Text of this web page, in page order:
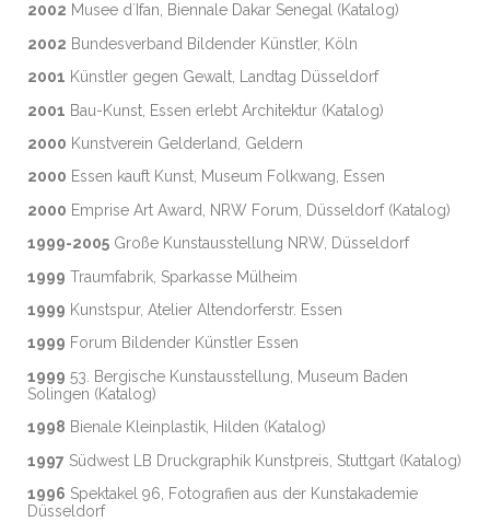
2002 Musee d´Ifan, Biennale Dakar Senegal (Katalog)
2002 Bundesverband Bildender Künstler, Köln
2001 Künstler gegen Gewalt, Landtag Düsseldorf
2001 Bau-Kunst, Essen erlebt Architektur (Katalog)
2000 Kunstverein Gelderland, Geldern
2000 Essen kauft Kunst, Museum Folkwang, Essen
2000 Emprise Art Award, NRW Forum, Düsseldorf (Katalog)
1999-2005 Große Kunstausstellung NRW, Düsseldorf
1999 Traumfabrik, Sparkasse Mülheim
1999 Kunstspur, Atelier Altendorferstr. Essen
1999 Forum Bildender Künstler Essen
1999 53. Bergische Kunstausstellung, Museum Baden
Solingen (Katalog)
1998 Bienale Kleinplastik, Hilden (Katalog)
1997 Südwest LB Druckgraphik Kunstpreis, Stuttgart (Katalog)
1996 Spektakel 96, Fotografien aus der Kunstakademie
Düsseldorf